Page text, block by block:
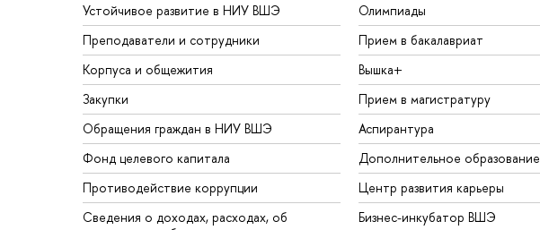
Устойчивое развитие в НИУ ВШЭ
Преподаватели и сотрудники
Корпуса и общежития
Закупки
Обращения граждан в НИУ ВШЭ
Фонд целевого капитала
Противодействие коррупции
Сведения о доходах, расходах, об
Олимпиады
Прием в бакалавриат
Вышка+
Прием в магистратуру
Аспирантура
Дополнительное образование
Центр развития карьеры
Бизнес-инкубатор ВШЭ